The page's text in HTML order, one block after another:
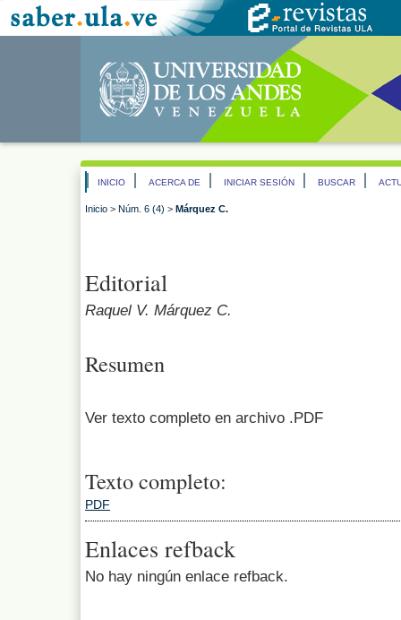
INICIO ACERCA DE INICIAR SESIÓN BUSCAR
Inicio > Núm. 6 (4) > Márquez C.
Editorial
Raquel V. Márquez C.
Resumen
Ver texto completo en archivo .PDF
Texto completo:
PDF
Enlaces refback
No hay ningún enlace refback.